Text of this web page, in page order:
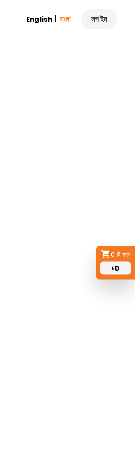
0 টি পণ্য
৳0
English | বাংলা লগ ইন